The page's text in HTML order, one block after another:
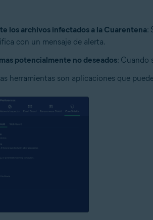
los archivos infectados a la Cuarentena:
con un mensaje de alerta.
potencialmente no deseados: Cuando
herramientas son aplicaciones que